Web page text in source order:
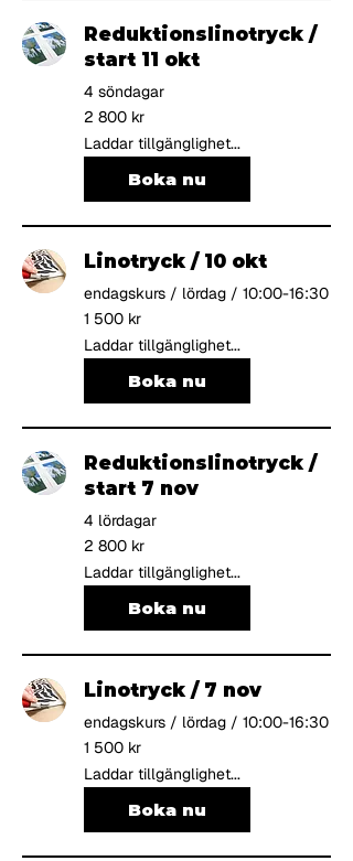
Reduktionslinotryck /
start 11 okt
4 söndagar
2 800
svenska
2 800 kr
Laddar tillgänglighet...
Boka nu
Linotryck / 10 okt
endagskurs / lördag / 10:00-16:30
1 500
svenska
1 500 kr
Laddar tillgänglighet...
Boka nu
Reduktionslinotryck /
start 7 nov
4 lördagar
2 800
svenska
2 800 kr
Laddar tillgänglighet...
Boka nu
Linotryck / 7 nov
endagskurs / lördag / 10:00-16:30
1 500
svenska
1 500 kr
Laddar tillgänglighet...
Boka nu